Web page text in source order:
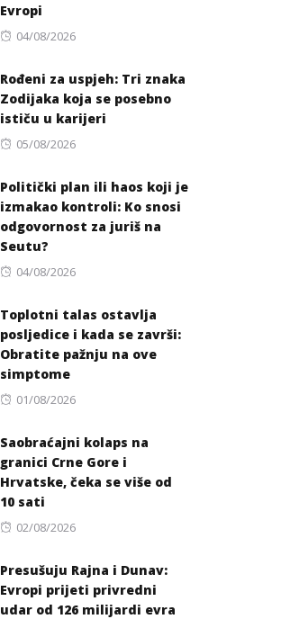
Evropi
Posted
04/08/2026
Rođeni za uspjeh: Tri znaka
Zodijaka koja se posebno
ističu u karijeri
Posted
05/08/2026
Politički plan ili haos koji je
izmakao kontroli: Ko snosi
odgovornost za juriš na
Seutu?
Posted
04/08/2026
Toplotni talas ostavlja
posljedice i kada se završi:
Obratite pažnju na ove
simptome
Posted
01/08/2026
Saobraćajni kolaps na
granici Crne Gore i
Hrvatske, čeka se više od
10 sati
Posted
02/08/2026
Presušuju Rajna i Dunav:
Evropi prijeti privredni
udar od 126 milijardi evra